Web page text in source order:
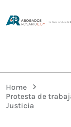
Home
Protesta de
Justicia